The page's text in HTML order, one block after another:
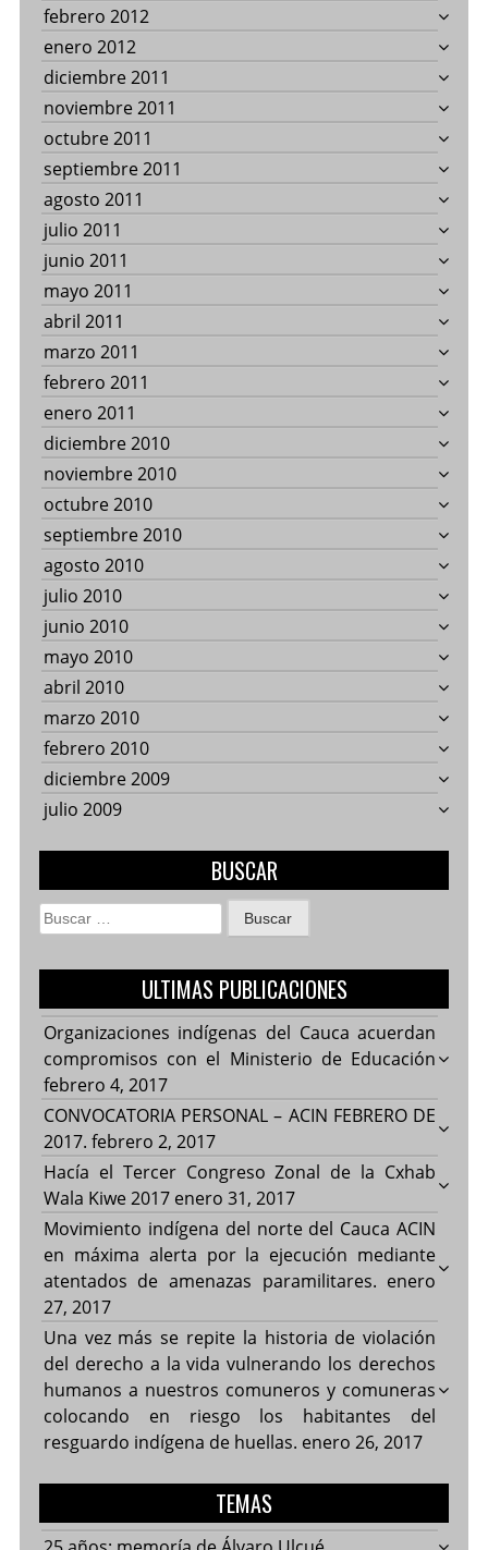
febrero 2012
enero 2012
diciembre 2011
noviembre 2011
octubre 2011
septiembre 2011
agosto 2011
julio 2011
junio 2011
mayo 2011
abril 2011
marzo 2011
febrero 2011
enero 2011
diciembre 2010
noviembre 2010
octubre 2010
septiembre 2010
agosto 2010
julio 2010
junio 2010
mayo 2010
abril 2010
marzo 2010
febrero 2010
diciembre 2009
julio 2009
BUSCAR
Buscar:
ULTIMAS PUBLICACIONES
Organizaciones indígenas del Cauca acuerdan
compromisos con el Ministerio de Educación
febrero 4, 2017
CONVOCATORIA PERSONAL – ACIN FEBRERO DE
2017. febrero 2, 2017
Hacía el Tercer Congreso Zonal de la Cxhab
Wala Kiwe 2017 enero 31, 2017
Movimiento indígena del norte del Cauca ACIN
en máxima alerta por la ejecución mediante
atentados de amenazas paramilitares. enero
27, 2017
Una vez más se repite la historia de violación
del derecho a la vida vulnerando los derechos
humanos a nuestros comuneros y comuneras
colocando en riesgo los habitantes del
resguardo indígena de huellas. enero 26, 2017
TEMAS